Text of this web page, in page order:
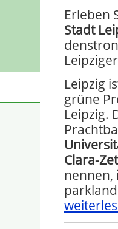
Erleben
Stadt
Leipzig
grüne
Leipzig.
Clara-
nennen,